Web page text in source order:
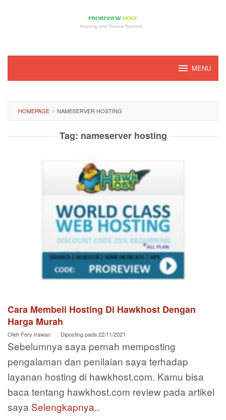
MENU
HOMEPAGE / NAMESERVER HOSTING
Tag: nameserver hosting
Cara Membeli Hosting Di Hawkhost Dengan
Harga Murah
Oleh Fery Irawan Diposting pada22/11/2021
Sebelumnya saya pernah memposting
pengalaman dan penilaian saya terhadap
layanan hosting di hawkhost.com. Kamu bisa
baca tentang hawkhost.com review pada artikel
saya Selengkapnya..